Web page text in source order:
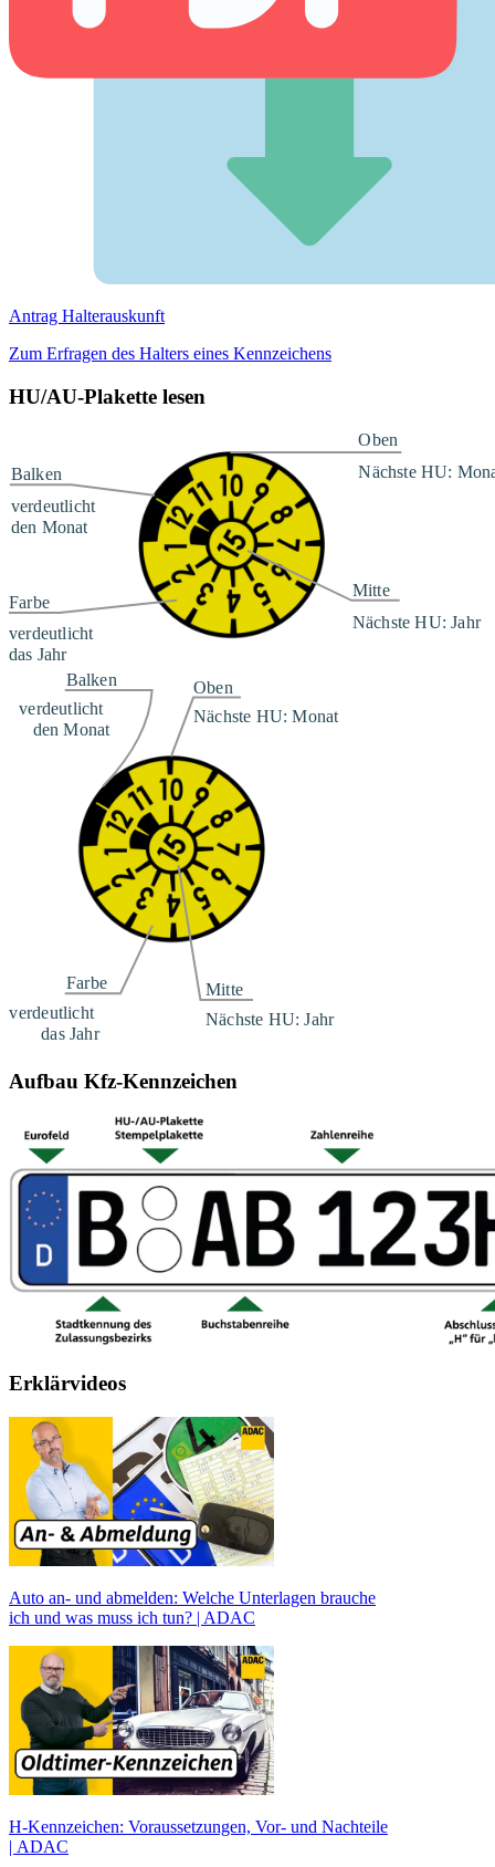
Antrag Halterauskunft
Zum Erfragen des Halters eines Kennzeichens
HU/AU-Plakette lesen
Aufbau Kfz-Kennzeichen
Erklärvideos
Auto an- und abmelden: Welche Unterlagen brauche
ich und was muss ich tun? | ADAC
H-Kennzeichen: Voraussetzungen, Vor- und Nachteile
| ADAC